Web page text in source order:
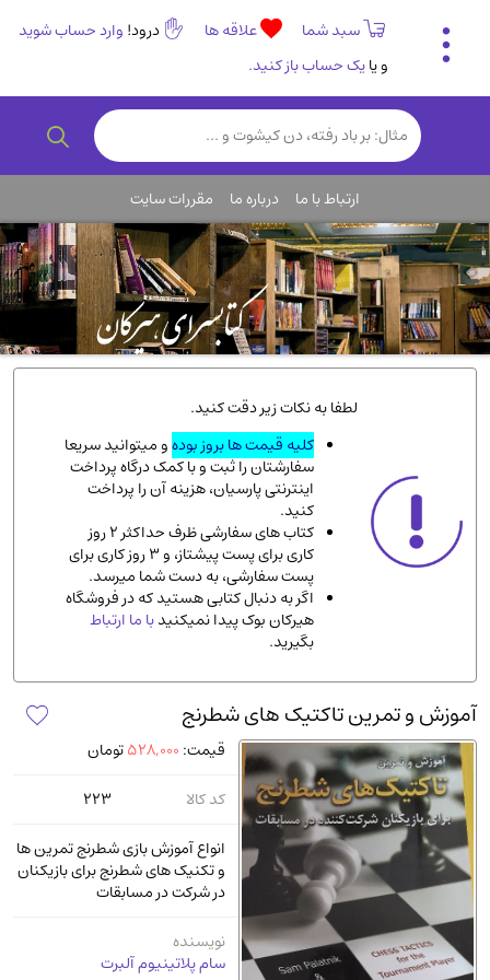
سبد شما علاقه ها درود! وارد حساب شوید
و یایک حساب باز کنید.
تاریخی و فرهنگی
(838)
رمان و داستان ایرانی(307)
روانشناسی(357)
انگلیسی و زبان خارجی(14)
کودکان و نوجوانان(76)
کتب نادر و کمیاب(19)
روانشناسی(112)
طب گیاهی و سنتی(45)
فلسفه و جامعه شناسی(151)
ادبیات و شعر
ادیان و مذاهب
دانشگاهی و آموزشی
اقتصادی، بازاریابی و مالی(56)
پزشکی(140)
کامپیوتر و نرم افزار (13)
ورزشی و تربیت بدنی(34)
آشپزی و خوراکی(25)
سرگرمی و بازی(7)
سیاسی
رمان و داستان خارجی(489)
حقوقی و قانون(47)
کتاب های مصور رنگی و گلاسه(23)
ارتباط با ما درباره ما مقررات سایت
لطفا به نکات زیر دقت کنید.
کلیه قیمت ها بروز بودهو میتوانید سریعا
سفارشتان را ثبت و با کمک درگاه پرداخت
اینترنتی پارسیان، هزینه آن را پرداخت
کنید.
کتاب های سفارشی ظرف حداکثر 2 روز
کاری برای پست پیشتاز، و 3 روز کاری برای
پست سفارشی، به دست شما میرسد.
اگر به دنبال کتابی هستید که در فروشگاه
هیرکان بوک پیدا نمیکنیدبا ما ارتباط
بگیرید.
آموزش و تمرین تاکتیک های شطرنج
قیمت: 528,000تومان
کد کالا
223
انواع آموزش بازی شطرنج تمرین ها
و تکنیک های شطرنج برای بازیکنان
در شرکت در مسابقات
نویسنده
سام پلاتینیوم آلبرت